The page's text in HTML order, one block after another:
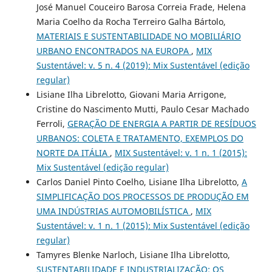
José Manuel Couceiro Barosa Correia Frade, Helena
Maria Coelho da Rocha Terreiro Galha Bártolo,
MATERIAIS E SUSTENTABILIDADE NO MOBILIÁRIO
URBANO ENCONTRADOS NA EUROPA , MIX
Sustentável: v. 5 n. 4 (2019): Mix Sustentável (edição
regular)
Lisiane Ilha Librelotto, Giovani Maria Arrigone,
Cristine do Nascimento Mutti, Paulo Cesar Machado
Ferroli, GERAÇÃO DE ENERGIA A PARTIR DE RESÍDUOS
URBANOS: COLETA E TRATAMENTO, EXEMPLOS DO
NORTE DA ITÁLIA , MIX Sustentável: v. 1 n. 1 (2015):
Mix Sustentável (edição regular)
Carlos Daniel Pinto Coelho, Lisiane Ilha Librelotto, A
SIMPLIFICAÇÃO DOS PROCESSOS DE PRODUÇÃO EM
UMA INDÚSTRIAS AUTOMOBILÍSTICA , MIX
Sustentável: v. 1 n. 1 (2015): Mix Sustentável (edição
regular)
Tamyres Blenke Narloch, Lisiane Ilha Librelotto,
SUSTENTABILIDADE E INDUSTRIALIZAÇÃO: OS